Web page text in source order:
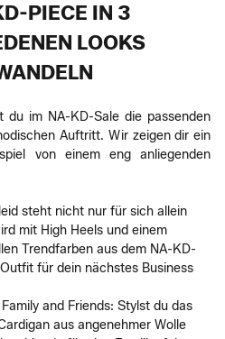
PIECE IN 3
LOOKS
du im NA-KD-Sale die passenden
Auftritt. Wir zeigen dir ein
von einem eng anliegenden
steht nicht nur für sich allein
mit High Heels und einem
Trendfarben aus dem NA-KD-
für dein nächstes Business
and Friends: Stylst du das
aus angenehmer Wolle